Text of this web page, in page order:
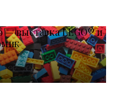
— выставка LEGO® и